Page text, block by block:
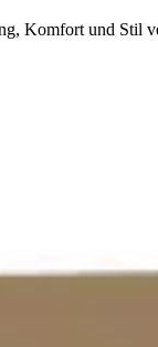
Komfort und Stil